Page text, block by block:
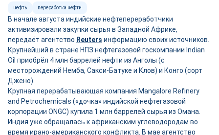
нефть переработка нефти
В начале августа индийские нефтепереработчики
активизировали закупки сырья в Западной Африке,
передаёт агентство Reuters информацию своих источников.
Крупнейший в стране НПЗ нефтегазовой госкомпании Indian
Oil приобрёл 4 млн баррелей нефти из Анголы (с
месторождений Немба, Сакси-Батуке и Клов) и Конго (сорт
Джено).
Крупная перерабатывающая компания Mangalore Refinery
and Petrochemicals («дочка» индийской нефтегазовой
корпорации ONGC) купила 1 млн баррелей сырья из Омана.
Индия уже обращалась к африканским углеводородам во
время ирано-американского конфликта. В мае агентство